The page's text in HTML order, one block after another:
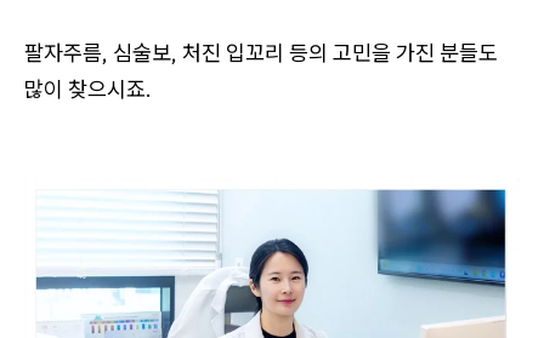
팔자주름, 심술보, 처진 입꼬리 등의 고민을 가진 분들도
많이 찾으시죠.